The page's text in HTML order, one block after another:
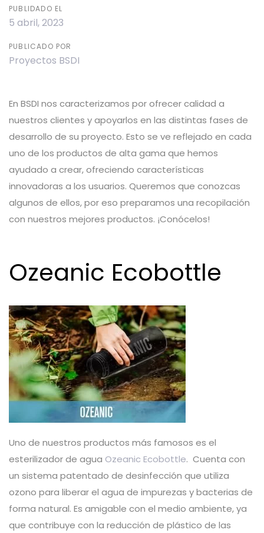
PUBLIDADO EL
5 abril, 2023
PUBLICADO POR
Proyectos BSDI
En BSDI nos caracterizamos por ofrecer calidad a
nuestros clientes y apoyarlos en las distintas fases de
desarrollo de su proyecto. Esto se ve reflejado en cada
uno de los productos de alta gama que hemos
ayudado a crear, ofreciendo características
innovadoras a los usuarios. Queremos que conozcas
algunos de ellos, por eso preparamos una recopilación
con nuestros mejores productos. ¡Conócelos!
Ozeanic Ecobottle
Uno de nuestros productos más famosos es el
esterilizador de agua Ozeanic Ecobottle. Cuenta con
un sistema patentado de desinfección que utiliza
ozono para liberar el agua de impurezas y bacterias de
forma natural. Es amigable con el medio ambiente, ya
que contribuye con la reducción de plástico de las